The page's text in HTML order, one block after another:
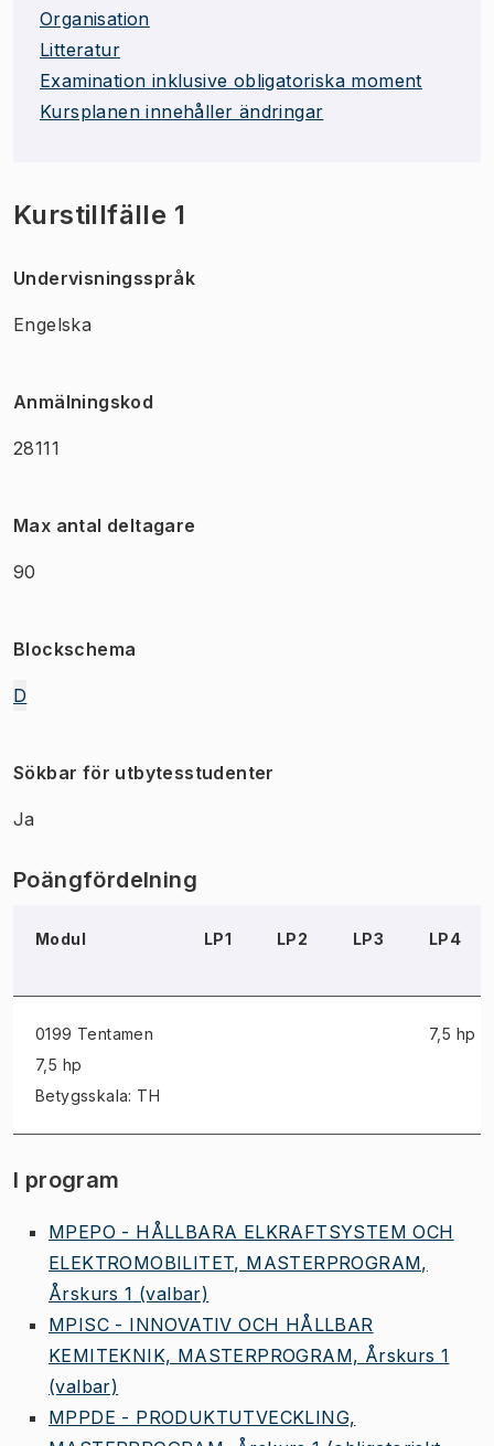
Organisation
Litteratur
Examination inklusive obligatoriska moment
Kursplanen innehåller ändringar
Kurstillfälle 1
Undervisningsspråk
Engelska
Anmälningskod
28111
Max antal deltagare
90
Blockschema
D
Sökbar för utbytesstudenter
Ja
Poängfördelning
Modul LP1 LP2 LP3 LP4
0199 Tentamen
7,5 hp
Betygsskala: TH
7,5 hp
I program
MPEPO - HÅLLBARA ELKRAFTSYSTEM OCH
ELEKTROMOBILITET, MASTERPROGRAM,
Årskurs 1 (valbar)
MPISC - INNOVATIV OCH HÅLLBAR
KEMITEKNIK, MASTERPROGRAM, Årskurs 1
(valbar)
MPPDE - PRODUKTUTVECKLING,